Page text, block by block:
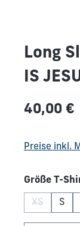
Long
IS
Regulärer
40,00 €
Preise inkl.
Größe T-
XS S